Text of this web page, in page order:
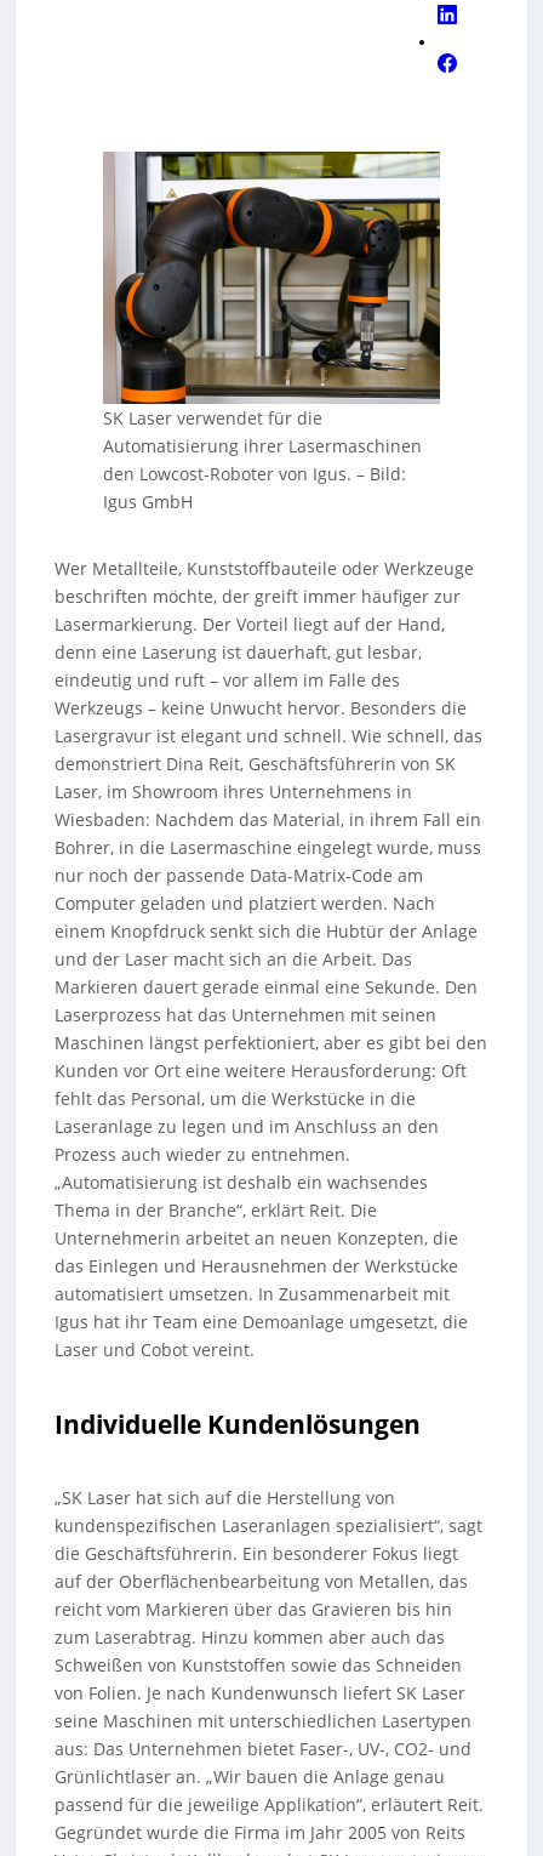
SK Laser verwendet für die
Automatisierung ihrer Lasermaschinen
den Lowcost-Roboter von Igus. – Bild:
Igus GmbH
Wer Metallteile, Kunststoffbauteile oder Werkzeuge
beschriften möchte, der greift immer häufiger zur
Lasermarkierung. Der Vorteil liegt auf der Hand,
denn eine Laserung ist dauerhaft, gut lesbar,
eindeutig und ruft – vor allem im Falle des
Werkzeugs – keine Unwucht hervor. Besonders die
Lasergravur ist elegant und schnell. Wie schnell, das
demonstriert Dina Reit, Geschäftsführerin von SK
Laser, im Showroom ihres Unternehmens in
Wiesbaden: Nachdem das Material, in ihrem Fall ein
Bohrer, in die Lasermaschine eingelegt wurde, muss
nur noch der passende Data-Matrix-Code am
Computer geladen und platziert werden. Nach
einem Knopfdruck senkt sich die Hubtür der Anlage
und der Laser macht sich an die Arbeit. Das
Markieren dauert gerade einmal eine Sekunde. Den
Laserprozess hat das Unternehmen mit seinen
Maschinen längst perfektioniert, aber es gibt bei den
Kunden vor Ort eine weitere Herausforderung: Oft
fehlt das Personal, um die Werkstücke in die
Laseranlage zu legen und im Anschluss an den
Prozess auch wieder zu entnehmen.
„Automatisierung ist deshalb ein wachsendes
Thema in der Branche“, erklärt Reit. Die
Unternehmerin arbeitet an neuen Konzepten, die
das Einlegen und Herausnehmen der Werkstücke
automatisiert umsetzen. In Zusammenarbeit mit
Igus hat ihr Team eine Demoanlage umgesetzt, die
Laser und Cobot vereint.
Individuelle Kundenlösungen
„SK Laser hat sich auf die Herstellung von
kundenspezifischen Laseranlagen spezialisiert“, sagt
die Geschäftsführerin. Ein besonderer Fokus liegt
auf der Oberflächenbearbeitung von Metallen, das
reicht vom Markieren über das Gravieren bis hin
zum Laserabtrag. Hinzu kommen aber auch das
Schweißen von Kunststoffen sowie das Schneiden
von Folien. Je nach Kundenwunsch liefert SK Laser
seine Maschinen mit unterschiedlichen Lasertypen
aus: Das Unternehmen bietet Faser-, UV-, CO2- und
Grünlichtlaser an. „Wir bauen die Anlage genau
passend für die jeweilige Applikation“, erläutert Reit.
Gegründet wurde die Firma im Jahr 2005 von Reits